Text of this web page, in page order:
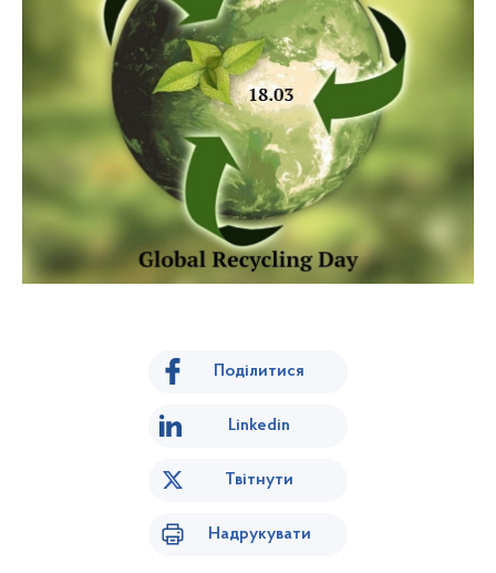
Поділитися
Linkedin
Твітнути
Надрукувати